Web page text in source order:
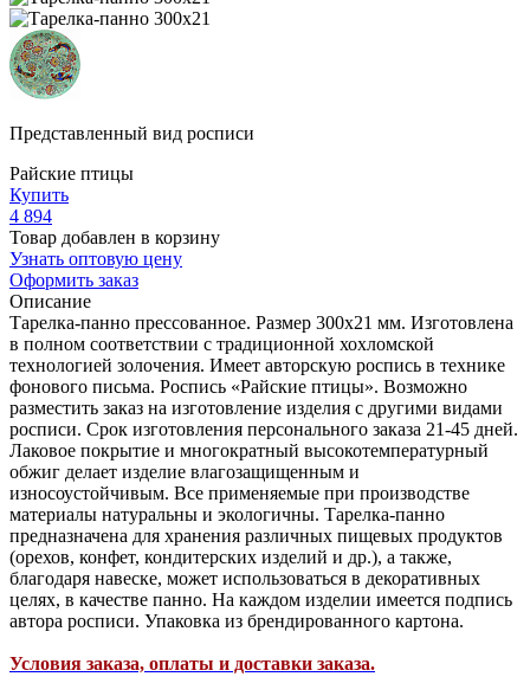
Представленный вид росписи
Райские птицы
Купить
4 894
Товар добавлен в корзину
Узнать оптовую цену
Оформить заказ
Описание
Тарелка-панно прессованное. Размер 300х21 мм. Изготовлена
в полном соответствии с традиционной хохломской
технологией золочения. Имеет авторскую роспись в технике
фонового письма. Роспись «Райские птицы». Возможно
разместить заказ на изготовление изделия с другими видами
росписи. Срок изготовления персонального заказа 21-45 дней.
Лаковое покрытие и многократный высокотемпературный
обжиг делает изделие влагозащищенным и
износоустойчивым. Все применяемые при производстве
материалы натуральны и экологичны. Тарелка-панно
предназначена для хранения различных пищевых продуктов
(орехов, конфет, кондитерских изделий и др.), а также,
благодаря навеске, может использоваться в декоративных
целях, в качестве панно. На каждом изделии имеется подпись
автора росписи. Упаковка из брендированного картона.
Условия заказа, оплаты и доставки заказа.